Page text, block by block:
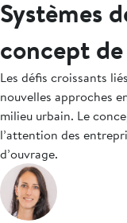
Systèmes
concept
Les défis croissants
nouvelles approches
milieu urbain. Le
l’attention des
d’ouvrage.